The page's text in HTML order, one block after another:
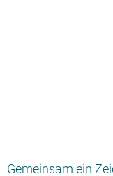
Gemeinsam ein